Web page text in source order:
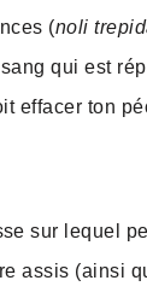
(noli
qui est
effacer ton
sur lequel
assis (ainsi